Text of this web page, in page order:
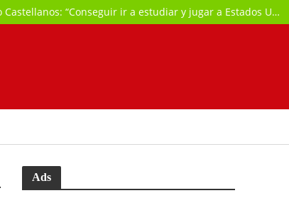
Yago Castellanos: “Conseguir ir a estudiar y jugar a Estados Unidos ya supone cumplir parte de mi gran sueño”
Ads